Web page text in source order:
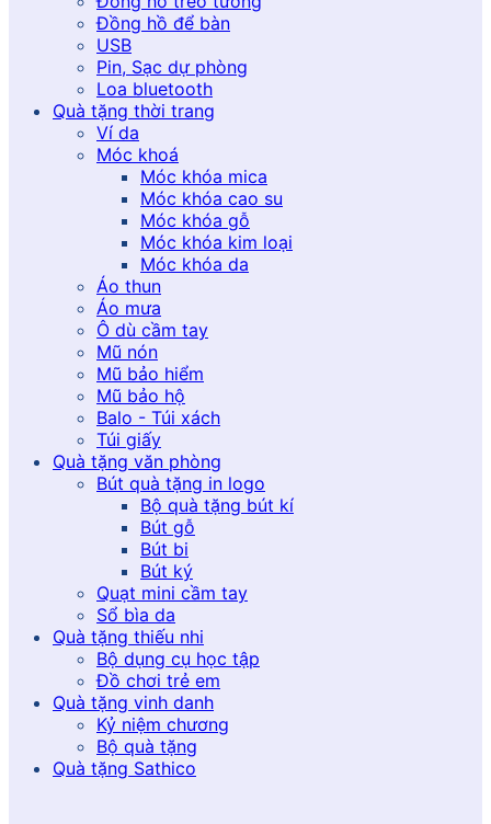
Đồng hồ để bàn
USB
Pin, Sạc dự phòng
Loa bluetooth
Quà tặng thời trang
Ví da
Móc khoá
Móc khóa mica
Móc khóa cao su
Móc khóa gỗ
Móc khóa kim loại
Móc khóa da
Áo thun
Áo mưa
Ô dù cầm tay
Mũ nón
Mũ bảo hiểm
Mũ bảo hộ
Balo - Túi xách
Túi giấy
Quà tặng văn phòng
Bút quà tặng in logo
Bộ quà tặng bút kí
Bút gỗ
Bút bi
Bút ký
Quạt mini cầm tay
Sổ bìa da
Quà tặng thiếu nhi
Bộ dụng cụ học tập
Đồ chơi trẻ em
Quà tặng vinh danh
Kỷ niệm chương
Bộ quà tặng
Quà tặng Sathico